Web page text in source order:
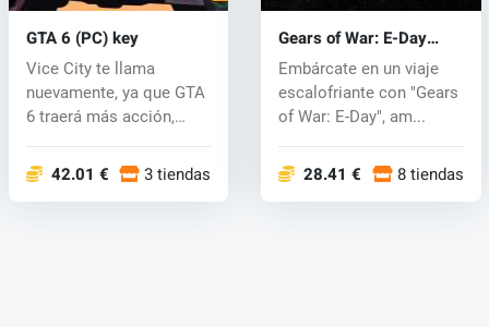
GTA 6 (PC) key
Vice City te llama
nuevamente, ya que GTA
6 traerá más acción,
42.01 € 3 tiendas
Gears of War: E-Day
(PC) key
Embárcate en un viaje
escalofriante con "Gears
of War: E-Day", am...
28.41 € 8 tiendas